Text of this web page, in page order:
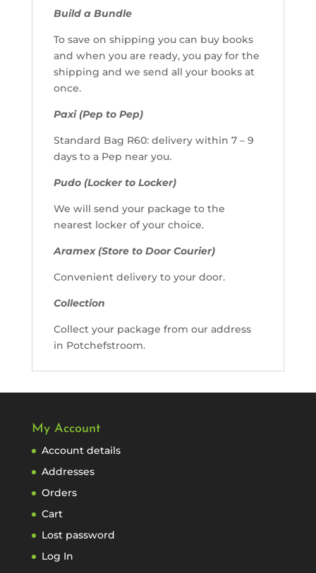
Build a Bundle
To save on shipping you can buy books
and when you are ready, you pay for the
shipping and we send all your books at
once.
Paxi (Pep to Pep)
Standard Bag R60: delivery within 7 – 9
days to a Pep near you.
Pudo (Locker to Locker)
We will send your package to the
nearest locker of your choice.
Aramex (Store to Door Courier)
Convenient delivery to your door.
Collection
Collect your package from our address
in Potchefstroom.
My Account
Account details
Addresses
Orders
Cart
Lost password
Log In